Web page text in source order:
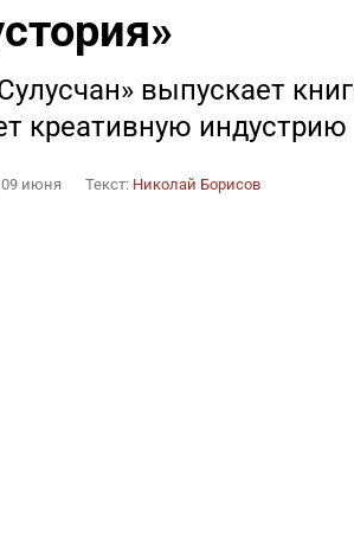
выпускает
креативную индустрию
09 июня Текст: Николай Борисов